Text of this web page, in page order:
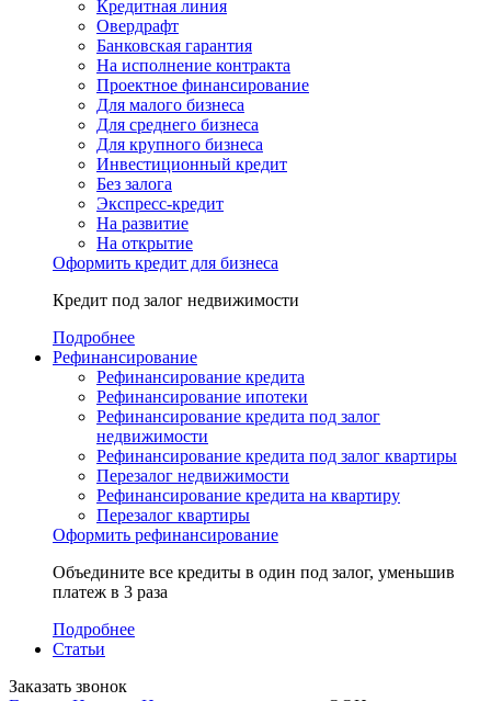
Кредитная линия
Овердрафт
Банковская гарантия
На исполнение контракта
Проектное финансирование
Для малого бизнеса
Для среднего бизнеса
Для крупного бизнеса
Инвестиционный кредит
Без залога
Экспресс-кредит
На развитие
На открытие
Оформить кредит для бизнеса
Кредит под залог недвижимости
Подробнее
Рефинансирование
Рефинансирование кредита
Рефинансирование ипотеки
Рефинансирование кредита под залог
недвижимости
Рефинансирование кредита под залог квартиры
Перезалог недвижимости
Рефинансирование кредита на квартиру
Перезалог квартиры
Оформить рефинансирование
Объедините все кредиты в один под залог, уменьшив
платеж в 3 раза
Подробнее
Статьи
Заказать звонок